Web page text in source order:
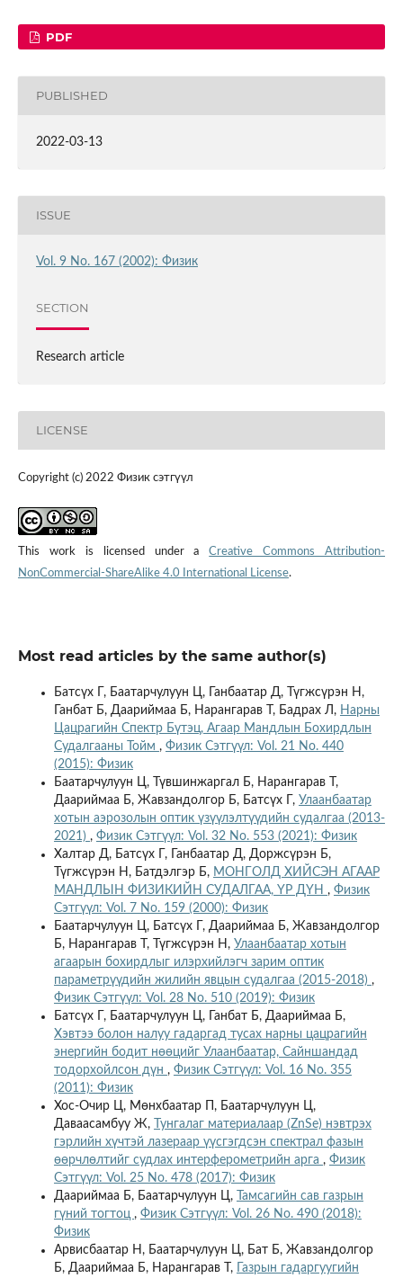
PDF
PUBLISHED
2022-03-13
ISSUE
Vol. 9 No. 167 (2002): Физик
SECTION
Research article
LICENSE
Copyright (c) 2022 Физик сэтгүүл
This work is licensed under aCreative Commons Attribution-
NonCommercial-ShareAlike 4.0 International License.
Most read articles by the same author(s)
Батсүх Г, Баатарчулуун Ц, Ганбаатар Д, Түгжсүрэн Н,
Ганбат Б, Даариймаа Б, Нарангарав T, Бадрах Л, Нарны
Цацрагийн Спектр Бүтэц, Агаар Мандлын Бохирдлын
Судалгааны Тойм , Физик Сэтгүүл: Vol. 21 No. 440
(2015): Физик
Баатарчулуун Ц, Түвшинжаргал Б, Нарангарав Т,
Даариймаа Б, Жавзандолгор Б, Батсүх Г, Улаанбаатар
хотын аэрозолын оптик үзүүлэлтүүдийн судалгаа (2013-
2021) , Физик Сэтгүүл: Vol. 32 No. 553 (2021): Физик
Халтар Д, Батсүх Г, Ганбаатар Д, Доржсүрэн Б,
Түгжсүрэн Н, Батдэлгэр Б, МОНГОЛД ХИЙСЭН АГААР
МАНДЛЫН ФИЗИКИЙН СУДАЛГАА, ҮР ДҮН , Физик
Сэтгүүл: Vol. 7 No. 159 (2000): Физик
Баатарчулуун Ц, Батсүх Г, Даариймаа Б, Жавзандолгор
Б, Нарангарав Т, Түгжсүрэн Н, Улаанбаатар хотын
агаарын бохирдлыг илэрхийлэгч зарим оптик
параметрүүдийн жилийн явцын судалгаа (2015-2018) ,
Физик Сэтгүүл: Vol. 28 No. 510 (2019): Физик
Батсүх Г, Баатарчулуун Ц, Ганбат Б, Даариймаа Б,
Хэвтээ болон налуу гадаргад тусах нарны цацрагийн
энергийн бодит нөөцийг Улаанбаатар, Сайншандад
тодорхойлсон дүн , Физик Сэтгүүл: Vol. 16 No. 355
(2011): Физик
Хос-Очир Ц, Мөнхбаатар П, Баатарчулуун Ц,
Даваасамбуу Ж,
Тунгалаг материалаар (ZnSe) нэвтрэх
гэрлийн хүчтэй лазераар үүсгэгдсэн спектрал фазын
өөрчлөлтийг судлах интерферометрийн арга , Физик
Сэтгүүл: Vol. 25 No. 478 (2017): Физик
Даариймаа Б, Баатарчулуун Ц,
Тамсагийн сав газрын
гүний тогтоц , Физик Сэтгүүл: Vol. 26 No. 490 (2018):
Физик
Арвисбаатар Н, Баатарчулуун Ц, Бат Б, Жавзандолгор
Б, Даариймаа Б, Нарангарав Т,
Газрын гадаргуугийн